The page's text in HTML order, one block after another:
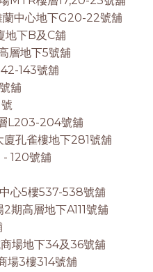
中心地下G20-22號舖
地下B及C舖
層地下5號舖
143號舖
舖
L203-204號舖
孔雀樓地下281號舖
- 120號舖
心5樓537-538號舖
期高層地下A111號舖
場地下34及36號舖
場3樓314號舖